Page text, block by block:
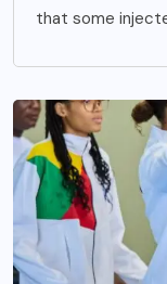
that some